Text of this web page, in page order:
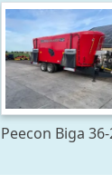
Peecon Biga 36-
2026)